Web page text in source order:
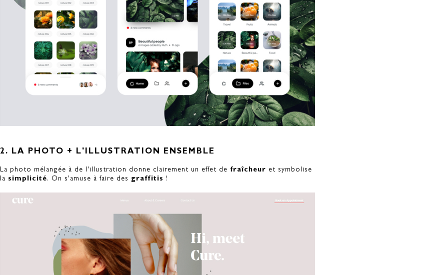
2. LA PHOTO + L'ILLUSTRATION ENSEMBLE
La photo mélangée à de l'illustration donne clairement un effet de fraîcheur et symbolise
la simplicité. On s'amuse à faire des graffitis !